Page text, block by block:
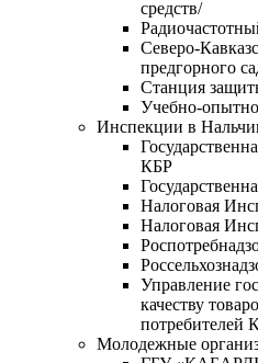
средств/
Северо-
предгорного
Станция
Учебно-
Инспекции в
КБР
Налоговая
Налоговая
Управление
качеству
потребителей
Молодежные